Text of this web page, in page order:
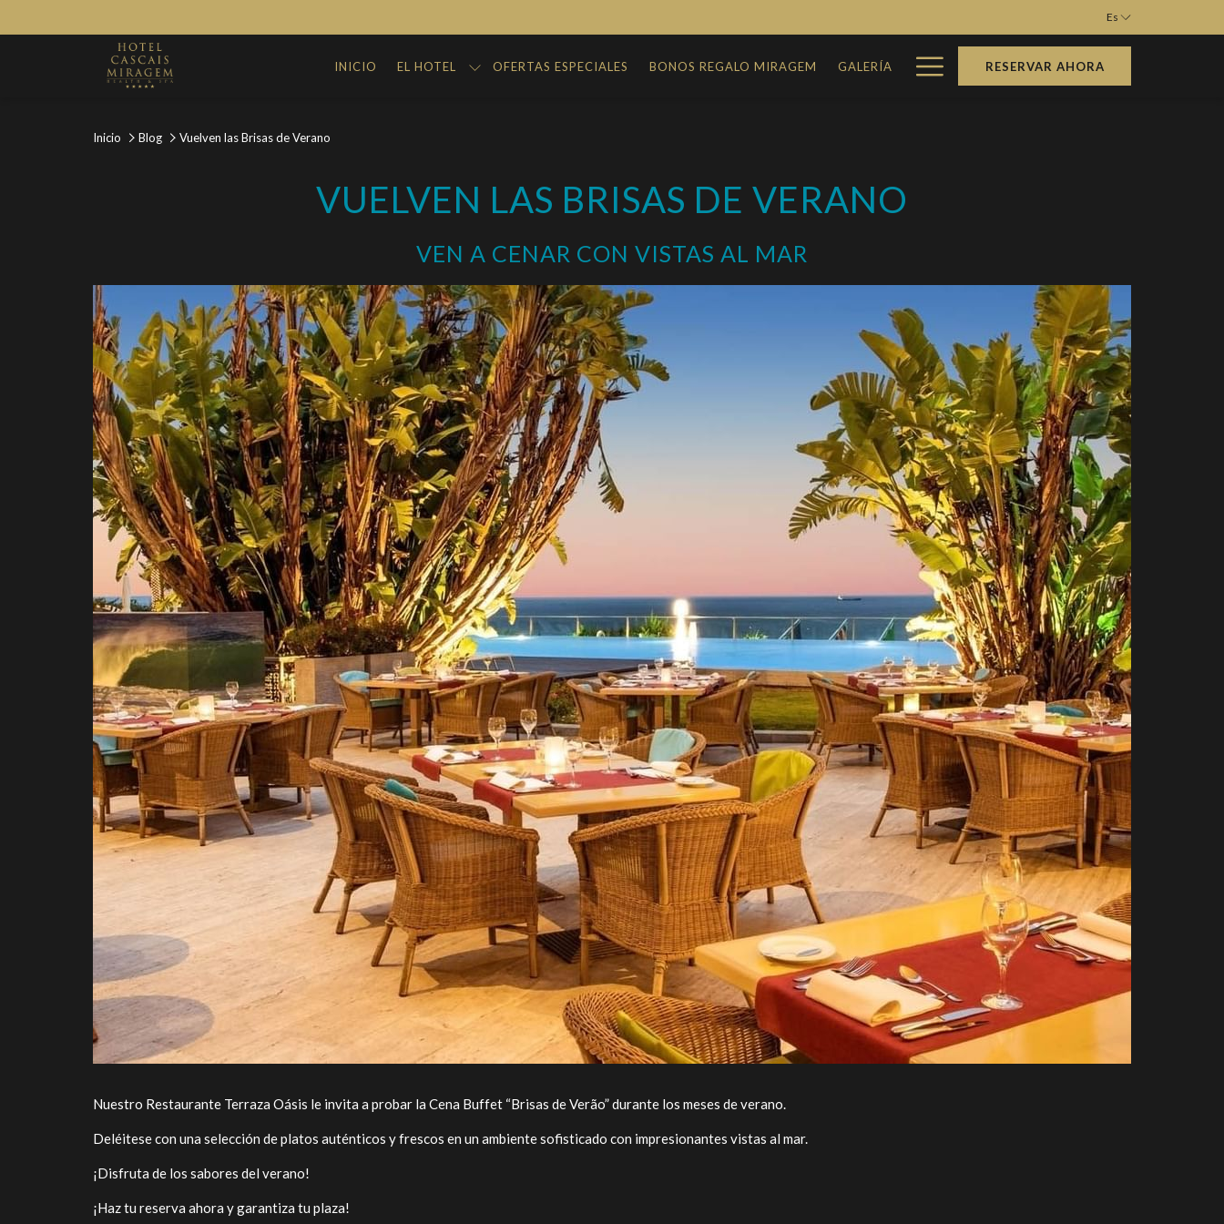
Es
INICIO EL HOTEL OFERTAS ESPECIALES BONOS REGALO MIRAGEM GALERÍA Hamburger
Menu
RESERVAR AHORA
Inicio Blog Vuelven las Brisas de Verano
VUELVEN LAS BRISAS DE VERANO
VEN A CENAR CON VISTAS AL MAR
Nuestro Restaurante Terraza Oásis le invita a probar la Cena Buffet “Brisas de Verão” durante los meses de verano.
Deléitese con una selección de platos auténticos y frescos en un ambiente sofisticado con impresionantes vistas al mar.
¡Disfruta de los sabores del verano!
¡Haz tu reserva ahora y garantiza tu plaza!